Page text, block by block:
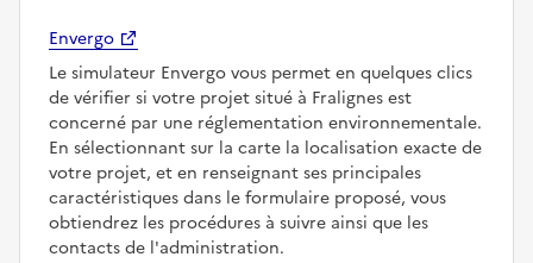
Envergo
Le simulateur Envergo vous permet en quelques clics
de vérifier si votre projet situé à Fralignes est
concerné par une réglementation environnementale.
En sélectionnant sur la carte la localisation exacte de
votre projet, et en renseignant ses principales
caractéristiques dans le formulaire proposé, vous
obtiendrez les procédures à suivre ainsi que les
contacts de l'administration.